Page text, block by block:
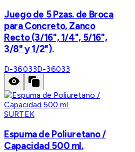
Juego de 5 Pzas. de Broca
para Concreto, Zanco
Recto (3/16", 1/4", 5/16",
3/8" y 1/2").
D-36033D-36033
SURTEK
Espuma de Poliuretano /
Capacidad 500 ml.